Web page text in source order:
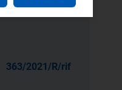
363/2021/R/rif